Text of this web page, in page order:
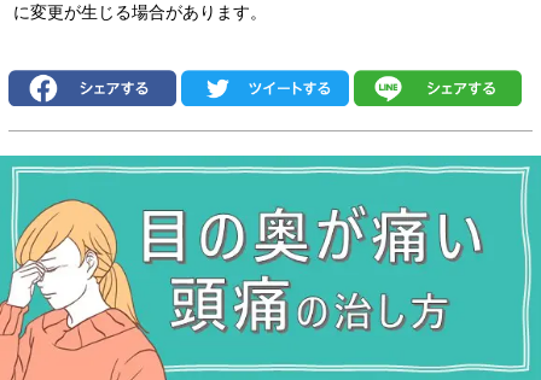
に変更が生じる場合があります。